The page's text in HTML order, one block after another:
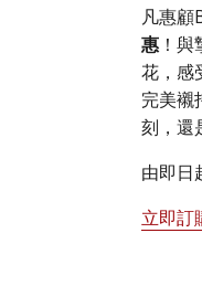
凡惠
惠 ！
花，感
完美襯
刻，還
由即日
立即訂